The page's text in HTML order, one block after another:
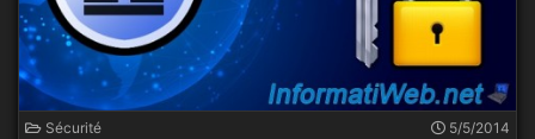
Sécurité 5/5/2014